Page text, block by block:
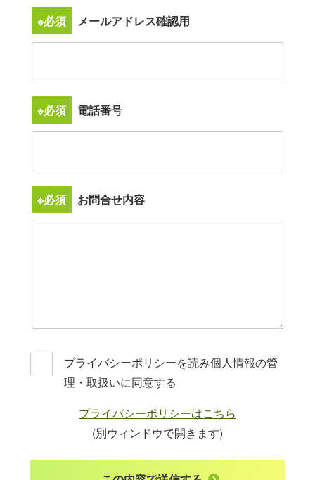
※必須 メールアドレス確認用
※必須 電話番号
※必須 お問合せ内容
プライバシーポリシーを読み個人情報の管
理・取扱いに同意する
プライバシーポリシーはこちら
(別ウィンドウで開きます)